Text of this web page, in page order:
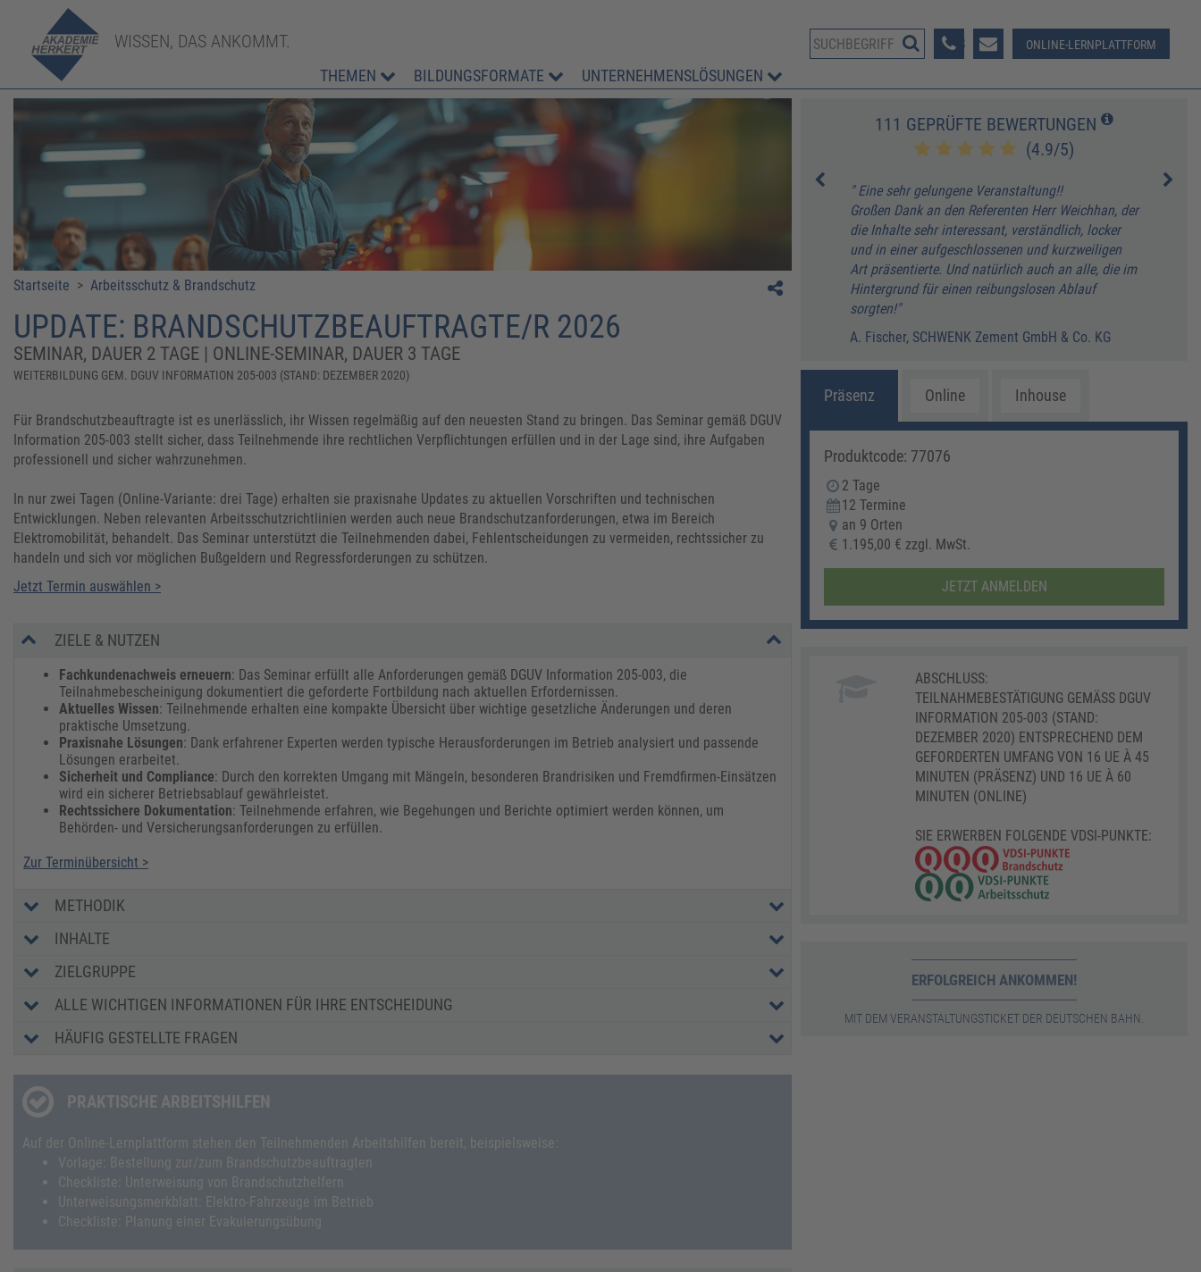
WISSEN, DAS ANKOMMT.
THEMEN BILDUNGSFORMATE UNTERNEHMENSLÖSUNGEN
08233 381-123 ONLINE-LERNPLATTFORM
Startseite > Arbeitsschutz & Brandschutz
UPDATE: BRANDSCHUTZBEAUFTRAGTE/R 2026
SEMINAR, DAUER 2 TAGE | ONLINE-SEMINAR, DAUER 3 TAGE
WEITERBILDUNG GEM. DGUV INFORMATION 205-003 (STAND: DEZEMBER 2020)
Für Brandschutzbeauftragte ist es unerlässlich, ihr Wissen regelmäßig auf den neuesten Stand zu bringen. Das Seminar gemäß DGUV
Information 205-003 stellt sicher, dass Teilnehmende ihre rechtlichen Verpflichtungen erfüllen und in der Lage sind, ihre Aufgaben
professionell und sicher wahrzunehmen.
In nur zwei Tagen (Online-Variante: drei Tage) erhalten sie praxisnahe Updates zu aktuellen Vorschriften und technischen
Entwicklungen. Neben relevanten Arbeitsschutzrichtlinien werden auch neue Brandschutzanforderungen, etwa im Bereich
Elektromobilität, behandelt. Das Seminar unterstützt die Teilnehmenden dabei, Fehlentscheidungen zu vermeiden, rechtssicher zu
handeln und sich vor möglichen Bußgeldern und Regressforderungen zu schützen.
Jetzt Termin auswählen >
ZIELE & NUTZEN
Fachkundenachweis erneuern: Das Seminar erfüllt alle Anforderungen gemäß DGUV Information 205-003, die
Teilnahmebescheinigung dokumentiert die geforderte Fortbildung nach aktuellen Erfordernissen.
Aktuelles Wissen: Teilnehmende erhalten eine kompakte Übersicht über wichtige gesetzliche Änderungen und deren
praktische Umsetzung.
Praxisnahe Lösungen: Dank erfahrener Experten werden typische Herausforderungen im Betrieb analysiert und passende
Lösungen erarbeitet.
Sicherheit und Compliance: Durch den korrekten Umgang mit Mängeln, besonderen Brandrisiken und Fremdfirmen-Einsätzen
wird ein sicherer Betriebsablauf gewährleistet.
Rechtssichere Dokumentation: Teilnehmende erfahren, wie Begehungen und Berichte optimiert werden können, um
Behörden- und Versicherungsanforderungen zu erfüllen.
Zur Terminübersicht >
METHODIK
INHALTE
ZIELGRUPPE
ALLE WICHTIGEN INFORMATIONEN FÜR IHRE ENTSCHEIDUNG
HÄUFIG GESTELLTE FRAGEN
PRAKTISCHE ARBEITSHILFEN
Auf der Online-Lernplattform stehen den Teilnehmenden Arbeitshilfen bereit, beispielsweise:
Vorlage: Bestellung zur/zum Brandschutzbeauftragten
Checkliste: Unterweisung von Brandschutzhelfern
Unterweisungsmerkblatt: Elektro-Fahrzeuge im Betrieb
Checkliste: Planung einer Evakuierungsübung
111 GEPRÜFTE BEWERTUNGEN
(4.9/5)
D. Rath, Max Planck Institut für
Stoffwechselforschung
" Eine sehr gelungene Veranstaltung!!
Großen Dank an den Referenten Herr Weichhan, der
die Inhalte sehr interessant, verständlich, locker
und in einer aufgeschlossenen und kurzweiligen
Art präsentierte. Und natürlich auch an alle, die im
Hintergrund für einen reibungslosen Ablauf
sorgten!"
A. Fischer, SCHWENK Zement GmbH & Co. KG
Präsenz Online Inhouse
Produktcode: 77076
2 Tage
12 Termine
an 9 Orten
1.195,00 € zzgl. MwSt.
JETZT ANMELDEN
ABSCHLUSS:
TEILNAHMEBESTÄTIGUNG GEMÄSS DGUV I
NFORMATION 205-003 (STAND: D
EZEMBER 2020) ENTSPRECHEND DEM G
EFORDERTEN UMFANG VON 16 UE À 45 M
INUTEN (PRÄSENZ) UND 16 UE À 60 M
INUTEN (ONLINE)
SIE ERWERBEN FOLGENDE VDSI-PUNKTE:
ERFOLGREICH ANKOMMEN!
MIT DEM VERANSTALTUNGSTICKET DER DEUTSCHEN BAHN.